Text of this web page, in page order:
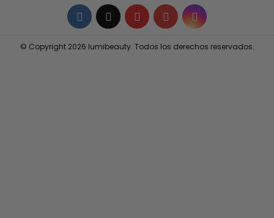
Facebook
TwitterYouTubePinterestInstagram
© Copyright 2026 lumibeauty. Todos los derechos reservados.